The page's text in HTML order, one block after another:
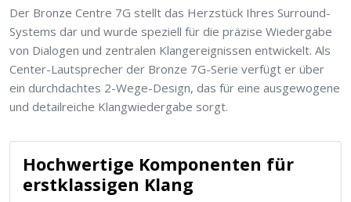
Der Bronze Centre 7G stellt das Herzstück Ihres Surround-
Systems dar und wurde speziell für die präzise Wiedergabe
von Dialogen und zentralen Klangereignissen entwickelt. Als
Center-Lautsprecher der Bronze 7G-Serie verfügt er über
ein durchdachtes 2-Wege-Design, das für eine ausgewogene
und detailreiche Klangwiedergabe sorgt.
Hochwertige Komponenten für
erstklassigen Klang